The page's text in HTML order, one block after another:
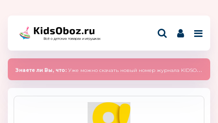
Всё о детских товарах и игрушках
Знаете ли Вы, что: Уже можно скачать новый номер журнала KIDSOBOZ 2025 (сентябрь)